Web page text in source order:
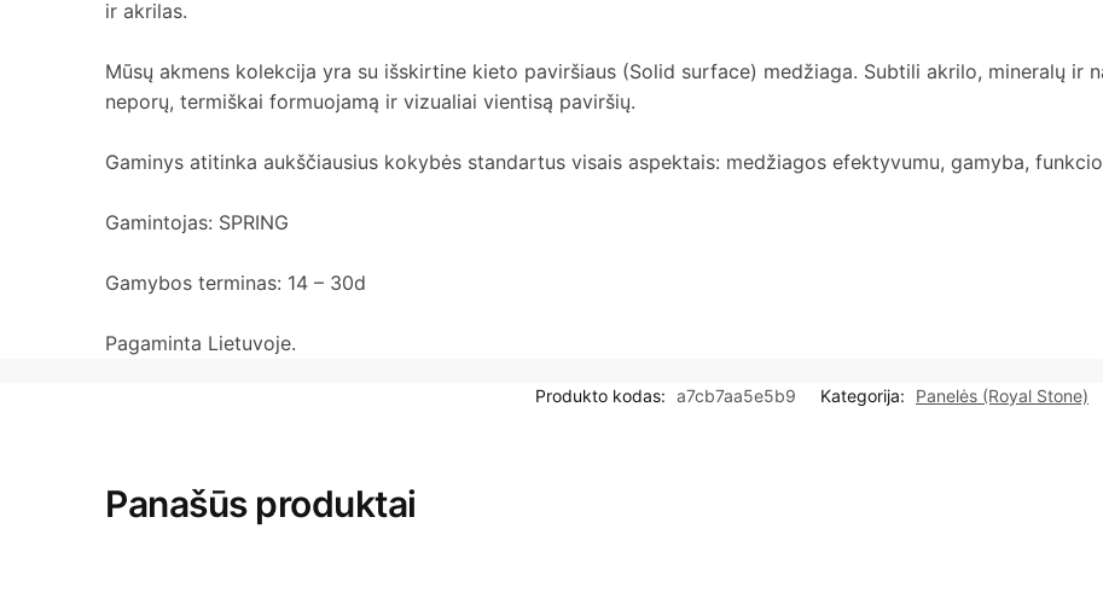
ir akrilas.
Mūsų akmens kolekcija yra su išskirtine kieto paviršiaus (Solid surface) medžiaga. Subtili akrilo, mineralų ir
neporų, termiškai formuojamą ir vizualiai vientisą paviršių.
Gaminys atitinka aukščiausius kokybės standartus visais aspektais: medžiagos efektyvumu, gamyba,
Gamintojas: SPRING
Gamybos terminas: 14 – 30d
Pagaminta Lietuvoje.
Produkto kodas: a7cb7aa5e5b9 Kategorija: Panelės (Royal Stone)
Panašūs produktai